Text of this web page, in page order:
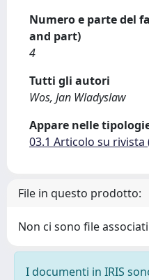
Numero e parte del
and part)
4
Tutti gli autori
Wos, Jan Wladyslaw
Appare nelle
03.1 Articolo su rivista
File in questo prodotto:
Non ci sono file
I documenti in IRIS